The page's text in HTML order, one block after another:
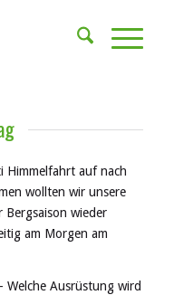
Himmelfahrt auf nach
wollten wir unsere
wieder
am Morgen am
Welche Ausrüstung wird